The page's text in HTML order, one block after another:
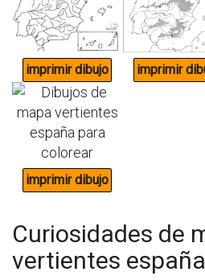
Curiosidades de
vertientes españa